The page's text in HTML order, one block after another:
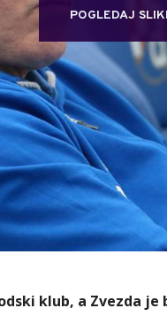
POGLEDAJ
klub, a Zvezda